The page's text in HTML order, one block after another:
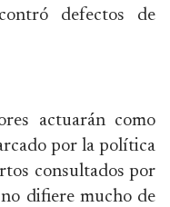
defectos de
actuarán como
por la política
consultados por
difiere mucho de